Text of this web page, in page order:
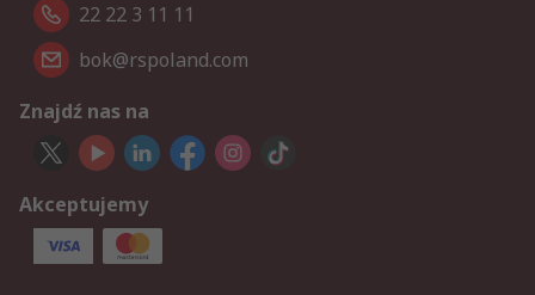
22 22 3 11 11
bok@rspoland.com
Znajdź nas na
Akceptujemy